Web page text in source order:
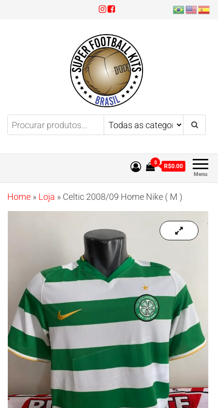
Super Football KitsAproveite 3x sem juros!
Menu
0
R$0.00
Home » Loja » Celtic 2008/09 Home Nike ( M )